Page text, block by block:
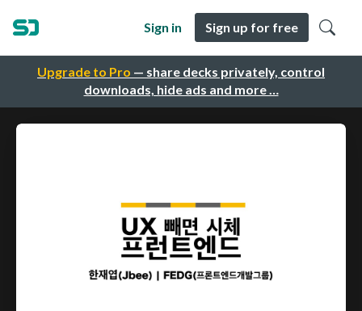
Upgrade to Pro — share decks privately, control
downloads, hide ads and more …
Sign in Sign up for free